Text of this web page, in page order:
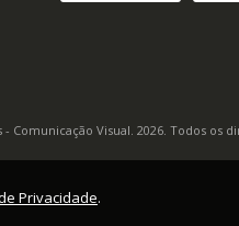
Visual. 2026. Todos os
Privacidade.